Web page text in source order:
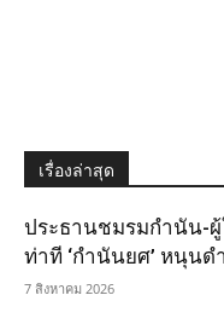
เรื่องล่าสุด
ประธานชมรมกำนัน-
ท่าที ‘กำนันยศ’ หนุนด
7 สิงหาคม 2026